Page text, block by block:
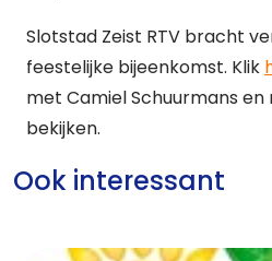
Slotstad Zeist RTV bracht
feestelijke bijeenkomst. Klik
met Camiel Schuurmans en
bekijken.
Ook interessant